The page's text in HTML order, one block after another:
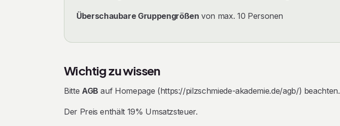
Überschaubare Gruppengrößen von max. 10 Personen
Wichtig zu wissen
Bitte AGB auf Homepage (https://pilzschmiede-akademie.de/agb/) beachten.
Der Preis enthält 19% Umsatzsteuer.